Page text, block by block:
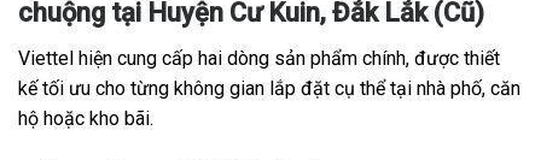
chuộng tại Huyện Cư Kuin, Đắk Lắk (Cũ)
Viettel hiện cung cấp hai dòng sản phẩm chính, được thiết
kế tối ưu cho từng không gian lắp đặt cụ thể tại nhà phố, căn
hộ hoặc kho bãi.